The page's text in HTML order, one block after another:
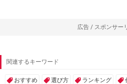
広告 / スポンサー
関連するキーワード
おすすめ 選び方 ランキング